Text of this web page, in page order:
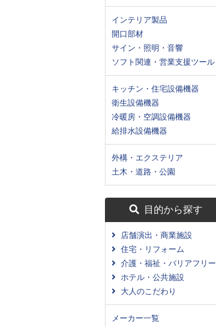
インテリア製品
開口部材
サイン・照明・音響
ソフト関連・営業支援ツール
キッチン・住宅設備機器
衛生設備機器
冷暖房・空調設備機器
給排水設備機器
外構・エクステリア
土木・道路・公園
目的から探す
店舗演出・商業施設
住宅・リフォーム
介護・福祉・バリアフリー
ホテル・公共施設
大人のこだわり
メーカー一覧